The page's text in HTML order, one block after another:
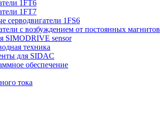
1FT6
1FT7
серводвигатели 1FS6
с возбуждением от постоянных магнитов
SIMODRIVE sensor
техника
для SIDAC
обеспечение
тока